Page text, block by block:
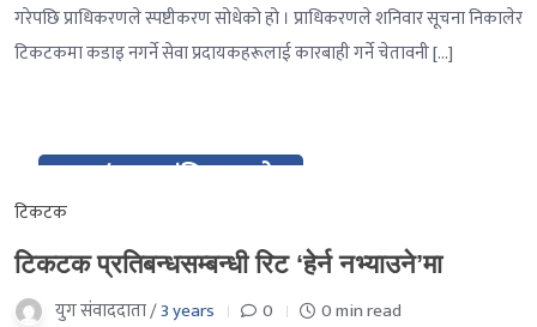
गरेपछि प्राधिकरणले स्पष्टीकरण सोधेको हो । प्राधिकरणले शनिवार सूचना निकालेर
टिकटकमा कडाइ नगर्ने सेवा प्रदायकहरूलाई कारबाही गर्ने चेतावनी […]
05 / २०८० मंसिर १९ गते
Dec / २०८० मंसिर १९ गते
टिकटक
टिकटक प्रतिबन्धसम्बन्धी रिट ‘हेर्न नभ्याउने’मा
युग संवाददाता /3 years 0 0 min read